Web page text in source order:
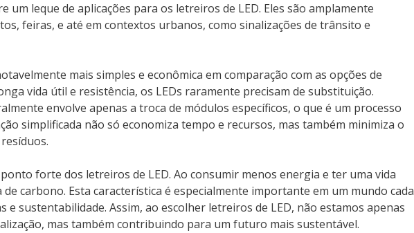
um leque de aplicações para os letreiros de LED. Eles são amplamente
feiras, e até em contextos urbanos, como sinalizações de trânsito e
mais simples e econômica em comparação com as opções de
vida útil e resistência, os LEDs raramente precisam de substituição.
envolve apenas a troca de módulos específicos, o que é um processo
simplificada não só economiza tempo e recursos, mas também minimiza o
forte dos letreiros de LED. Ao consumir menos energia e ter uma vida
carbono. Esta característica é especialmente importante em um mundo cada
e sustentabilidade. Assim, ao escolher letreiros de LED, não estamos apenas
mas também contribuindo para um futuro mais sustentável.